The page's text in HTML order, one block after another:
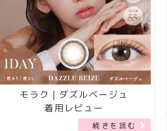
モラク｜ダズルベージュ
着用レビュー
続きを読む